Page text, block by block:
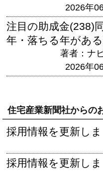
2026年
注目の助成金(238)
年・落ちる年があ
著者：ナ
2026年
住宅産業新聞社からの
採用情報を更新し
採用情報を更新し